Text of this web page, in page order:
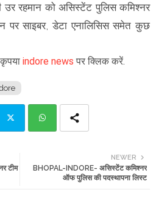
उर रहमान को असिस्टेंट पुलिस कमिश्नर
पर साइबर, डेटा एनालिसिस समेत कुछ
indore news पर क्लिक करें.
tte ats
NEWER
BHOPAL-INDORE- असिस्टेंट कमिश्नर
ऑफ पुलिस की पदस्थापना लिस्ट
टीम